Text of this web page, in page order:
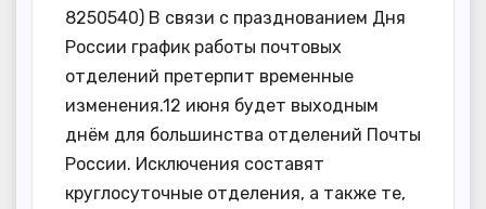
8250540) В связи с празднованием Дня
России график работы почтовых
отделений претерпит временные
изменения.12 июня будет выходным
днём для большинства отделений Почты
России. Исключения составят
круглосуточные отделения, а также те,